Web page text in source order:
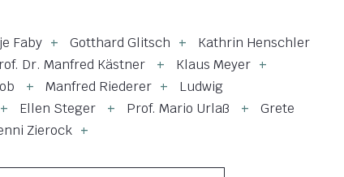
Faby Gotthard Glitsch
Kathrin Henschler
Dr. Manfred Kästner
Klaus Meyer
Manfred Riederer
Ludwig
Ellen Steger Prof. Mario Urlaß
Grete
Zierock